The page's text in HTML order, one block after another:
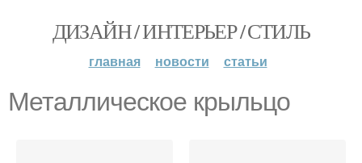
ДИЗАЙН / ИНТЕРЬЕР / СТИЛЬ
главная новости статьи
Металлическое крыльцо